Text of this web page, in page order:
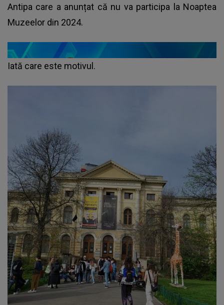
Antipa care a anunțat că nu va participa la Noaptea
Muzeelor din 2024.
Iată care este motivul.